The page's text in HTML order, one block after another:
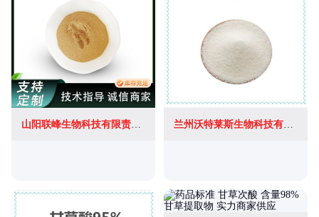
山阳联峰生物科技有限责任公司 兰州沃特莱斯生物科技有限公司